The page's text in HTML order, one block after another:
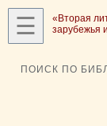
☰
«Вторая
зарубежья
ПОИСК ПО